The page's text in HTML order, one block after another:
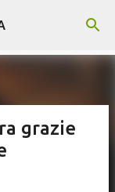
grazie